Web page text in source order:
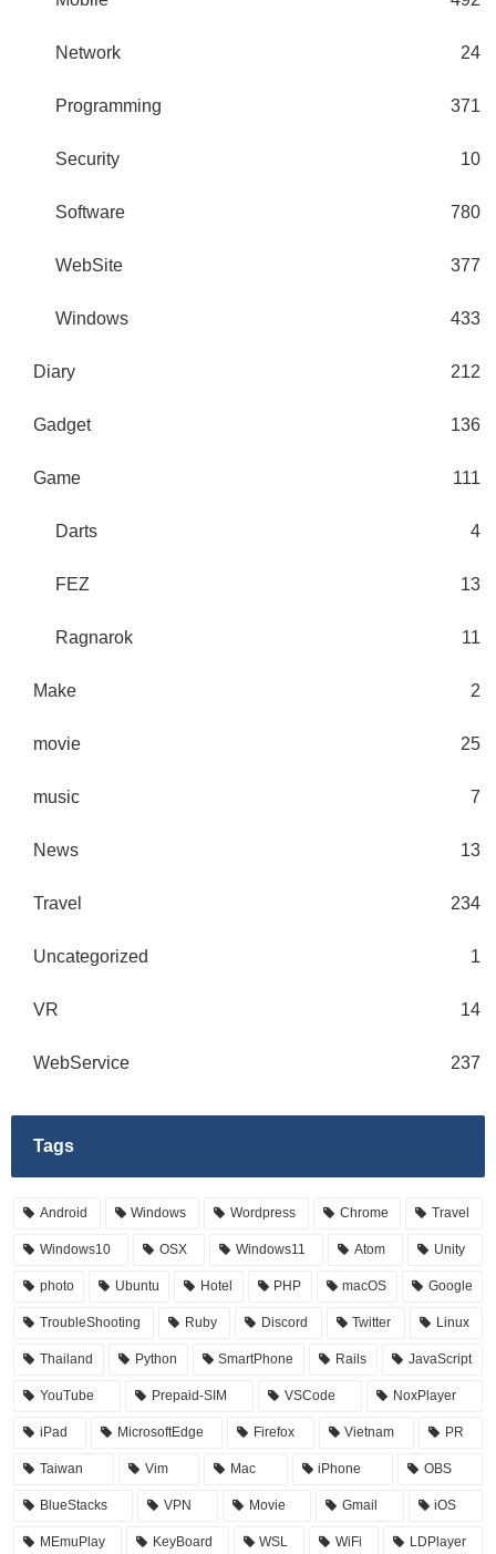
Network 24
Programming 371
Security 10
Software 780
WebSite 377
Windows 433
Diary 212
Gadget 136
Game 111
Darts 4
FEZ 13
Ragnarok 11
Make 2
movie 25
music 7
News 13
Travel 234
Uncategorized 1
VR 14
WebService 237
Tags
Android Windows Wordpress Chrome Travel
Windows10 OSX Windows11 Atom Unity
photo Ubuntu Hotel PHP macOS Google
TroubleShooting Ruby Discord Twitter Linux
Thailand Python SmartPhone Rails JavaScript
YouTube Prepaid-SIM VSCode NoxPlayer
iPad MicrosoftEdge Firefox Vietnam PR
Taiwan Vim Mac iPhone OBS
BlueStacks VPN Movie Gmail iOS
MEmuPlay KeyBoard WSL WiFi LDPlayer